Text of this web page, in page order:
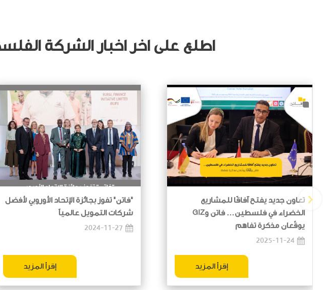
اطلع على اخر اخبار الشركة
تعاون جديد يفتح آفاقًا للمشاريع
الخضراء في فلسطين… فاتن وGIZ
يوقّعان مذكرة تفاهم
2025-11-24
إقرأ المزيد
"فاتن" تفوز بجائزة الإتحاد الأوروبي لأفضل
شركات التمويل عالمياً
2024-11-27
إقرأ المزيد
‹